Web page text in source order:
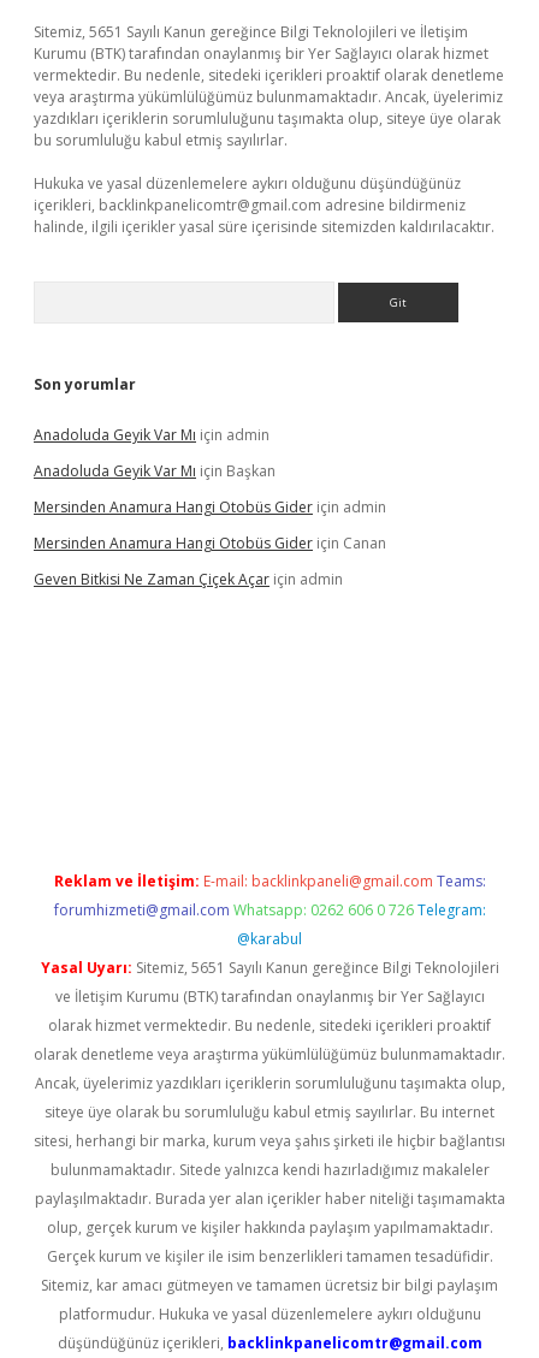
Sitemiz, 5651 Sayılı Kanun gereğince Bilgi Teknolojileri ve İletişim
Kurumu (BTK) tarafından onaylanmış bir Yer Sağlayıcı olarak hizmet
vermektedir. Bu nedenle, sitedeki içerikleri proaktif olarak denetleme
veya araştırma yükümlülüğümüz bulunmamaktadır. Ancak, üyelerimiz
yazdıkları içeriklerin sorumluluğunu taşımakta olup, siteye üye olarak
bu sorumluluğu kabul etmiş sayılırlar.
Hukuka ve yasal düzenlemelere aykırı olduğunu düşündüğünüz
içerikleri, backlinkpanelicomtr@gmail.com adresine bildirmeniz
halinde, ilgili içerikler yasal süre içerisinde sitemizden kaldırılacaktır.
Son yorumlar
Anadoluda Geyik Var Mı için admin
Anadoluda Geyik Var Mı için Başkan
Mersinden Anamura Hangi Otobüs Gider için admin
Mersinden Anamura Hangi Otobüs Gider için Canan
Geven Bitkisi Ne Zaman Çiçek Açar için admin
Reklam ve İletişim: E-mail: backlinkpaneli@gmail.com Teams:
forumhizmeti@gmail.com Whatsapp: 0262 606 0 726 Telegram:
@karabul
Yasal Uyarı: Sitemiz, 5651 Sayılı Kanun gereğince Bilgi Teknolojileri
ve İletişim Kurumu (BTK) tarafından onaylanmış bir Yer Sağlayıcı
olarak hizmet vermektedir. Bu nedenle, sitedeki içerikleri proaktif
olarak denetleme veya araştırma yükümlülüğümüz bulunmamaktadır.
Ancak, üyelerimiz yazdıkları içeriklerin sorumluluğunu taşımakta olup,
siteye üye olarak bu sorumluluğu kabul etmiş sayılırlar. Bu internet
sitesi, herhangi bir marka, kurum veya şahıs şirketi ile hiçbir bağlantısı
bulunmamaktadır. Sitede yalnızca kendi hazırladığımız makaleler
paylaşılmaktadır. Burada yer alan içerikler haber niteliği taşımamakta
olup, gerçek kurum ve kişiler hakkında paylaşım yapılmamaktadır.
Gerçek kurum ve kişiler ile isim benzerlikleri tamamen tesadüfidir.
Sitemiz, kar amacı gütmeyen ve tamamen ücretsiz bir bilgi paylaşım
platformudur. Hukuka ve yasal düzenlemelere aykırı olduğunu
düşündüğünüz içerikleri, backlinkpanelicomtr@gmail.com